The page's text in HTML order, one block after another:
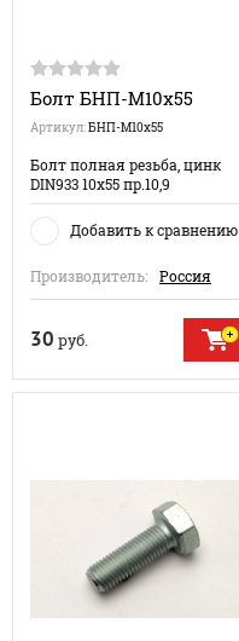
Болт БНП-М10х55
Артикул:БНП-М10х55
Болт полная резьба, цинк
DIN933 10х55 пр.10,9
Добавить к сравнению
Производитель: Россия
30 руб.